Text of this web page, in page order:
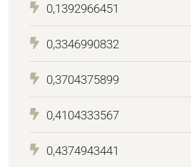
0,1392966451
0,3346990832
0,3704375899
0,4104333567
0,4374943441